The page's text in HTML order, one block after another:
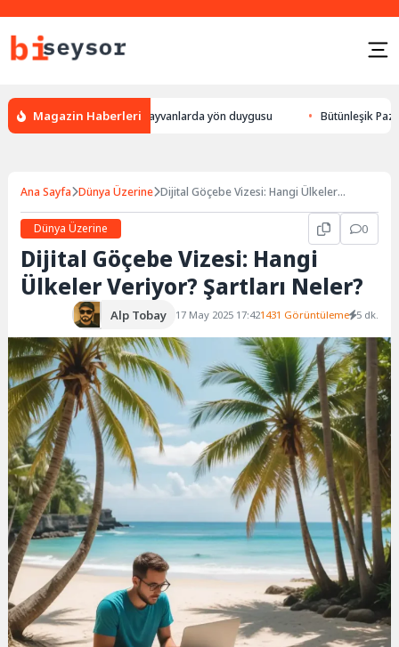
Magazin Haberleri
leylek yön bulması, hayvanlarda yön duygusu Bütünleşik
Ana Sayfa Dünya Üzerine Dijital Göçebe Vizesi: Hangi Ülkeler
Dünya Üzerine
0
Dijital Göçebe Vizesi: Hangi
Ülkeler Veriyor? Şartları Neler?
Alp Tobay 17 May 2025 17:421431 Görüntüleme 5 dk.